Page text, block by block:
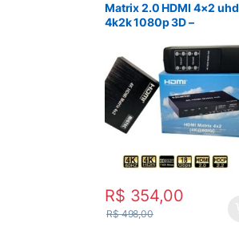
Matrix 2.0 HDMI 4×2 uhd
4k2k 1080p 3D –
R$ 354,00
R$498,00